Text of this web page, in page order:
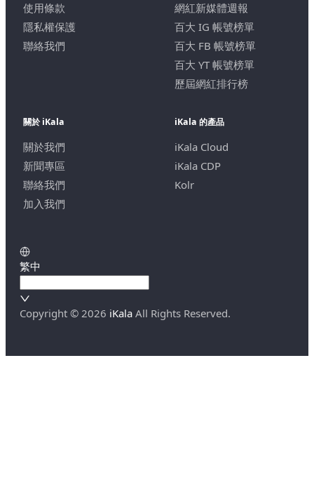
使用條款
隱私權保護
聯絡我們
網紅新媒體週報
百大 IG 帳號榜單
百大 FB 帳號榜單
百大 YT 帳號榜單
歷屆網紅排行榜
關於 iKala
關於我們
新聞專區
聯絡我們
加入我們
iKala 的產品
iKala Cloud
iKala CDP
Kolr
繁中
Copyright © 2026 iKala All Rights Reserved.